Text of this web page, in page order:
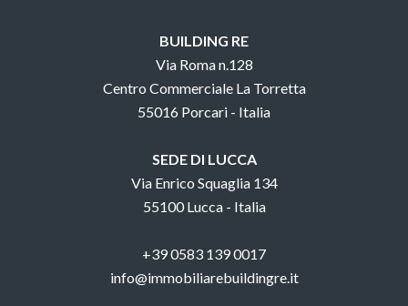
BUILDING RE
Via Roma n.128
Centro Commerciale La Torretta
55016 Porcari - Italia
SEDE DI LUCCA
Via Enrico Squaglia 134
55100 Lucca - Italia
+39 0583 139 0017
info@immobiliarebuildingre.it